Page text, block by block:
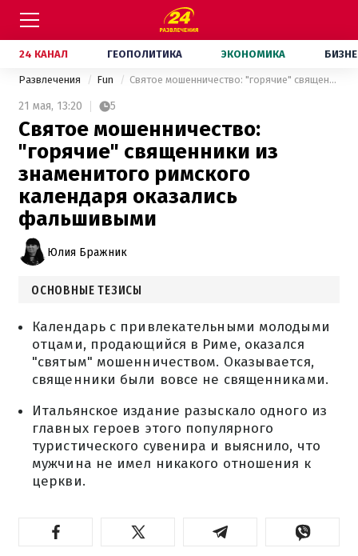
24 КАНАЛ ГЕОПОЛИТИКА ЭКОНОМИКА
Развлечения Fun Святое мошенничество: "горячие" священники из знаменитого римского календаря оказались фальшивыми
21 мая, 13:20 5
Святое мошенничество:
"горячие" священники из
знаменитого римского
календаря оказались
фальшивыми
Юлия Бражник
ОСНОВНЫЕ ТЕЗИСЫ
Календарь с привлекательными молодыми
отцами, продающийся в Риме, оказался
"святым" мошенничеством. Оказывается,
священники были вовсе не священниками.
Итальянское издание разыскало одного из
главных героев этого популярного
туристического сувенира и выяснило, что
мужчина не имел никакого отношения к
церкви.